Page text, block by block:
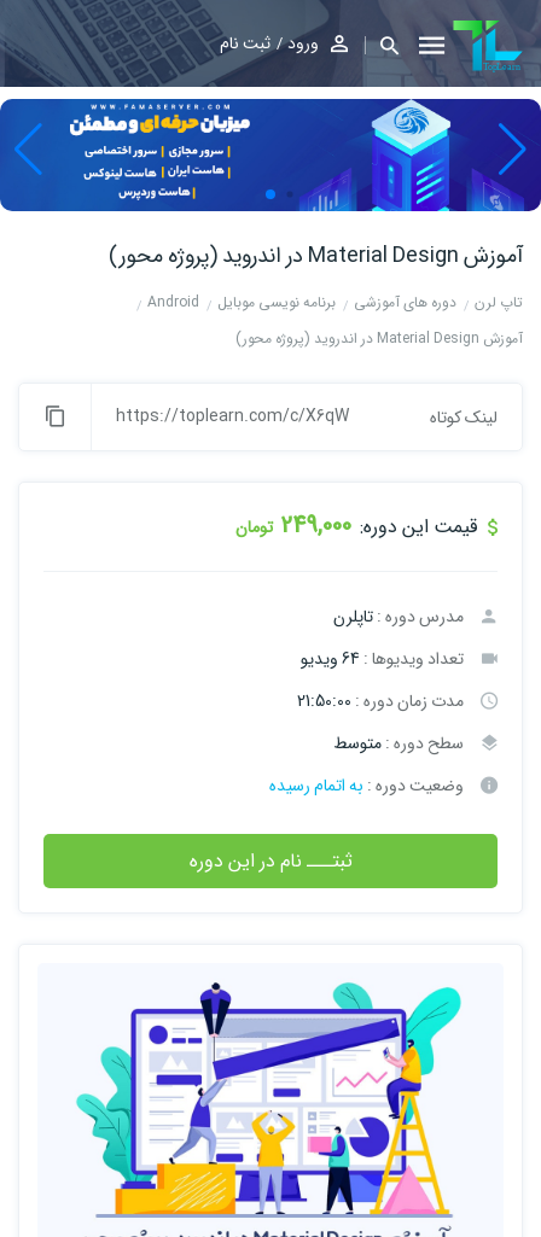
ورود ثبت نام
آموزش Material Design در اندروید (پروژه محور)
تاپ لرن دوره های آموزشی برنامه نویسی موبایل
Android
آموزش Material Design در اندروید (پروژه محور)
لینک کوتاه https://toplearn.com/c/X6qW
قیمت این دوره: 249,000 تومان
مدرس دوره :تاپلرن
تعداد ویدیوها : 64 ویدیو
مدت زمان دوره : 21:50:00
سطح دوره :متوسط
وضعیت دوره : به اتمام رسیده
ثبتـــ نام در این دوره